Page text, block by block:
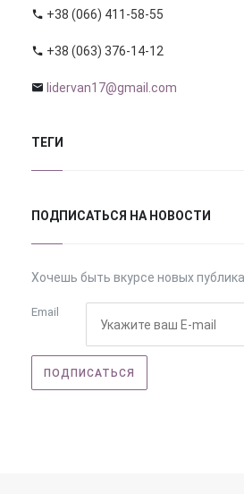
+38 (066) 411-58-55
+38 (063) 376-14-12
lidervan17@gmail.com
ТЕГИ
ПОДПИСАТЬСЯ НА НОВОСТИ
Хочешь быть вкурсе новых
Email